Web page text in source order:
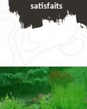
satisfaits